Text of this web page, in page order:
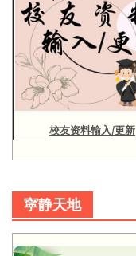
校友资料输入/更新
寜静天地